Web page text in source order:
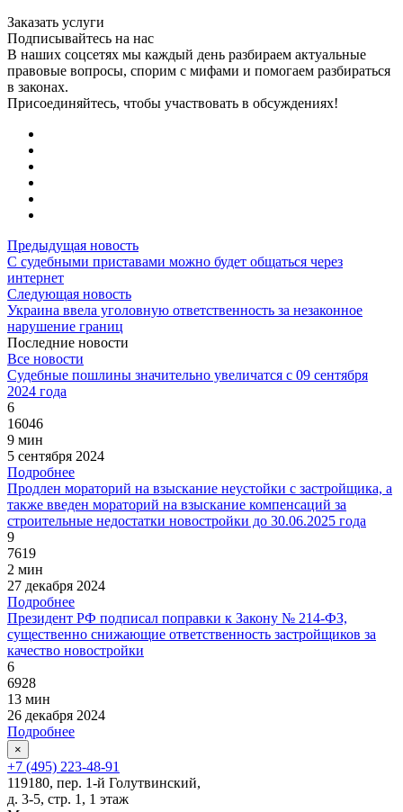
Заказать услуги
Подписывайтесь на нас
В наших соцсетях мы каждый день разбираем актуальные
правовые вопросы, спорим с мифами и помогаем разбираться
в законах.
Присоединяйтесь, чтобы участвовать в обсуждениях!
Предыдущая новость
С судебными приставами можно будет общаться через
интернет
Следующая новость
Украина ввела уголовную ответственность за незаконное
нарушение границ
Последние новости
Все новости
Судебные пошлины значительно увеличатся с 09 сентября
2024 года
6
16046
9 мин
5 сентября 2024
Подробнее
Продлен мораторий на взыскание неустойки с застройщика, а
также введен мораторий на взыскание компенсаций за
строительные недостатки новостройки до 30.06.2025 года
9
7619
2 мин
27 декабря 2024
Подробнее
Президент РФ подписал поправки к Закону № 214-ФЗ,
существенно снижающие ответственность застройщиков за
качество новостройки
6
6928
13 мин
26 декабря 2024
Подробнее
×
+7 (495) 223-48-91
119180, пер. 1-й Голутвинский,
д. 3-5, стр. 1, 1 этаж